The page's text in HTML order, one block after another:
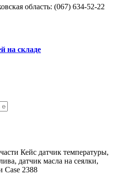
область: (067) 634-52-22
на складе
Кейс датчик температуры,
датчик масла на сеялки,
Case 2388